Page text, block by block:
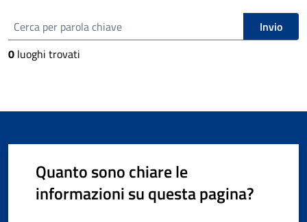
Cerca i luoghi
Invio
0 luoghi trovati
Quanto sono chiare le
informazioni su questa pagina?